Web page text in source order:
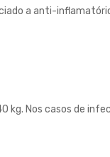
a anti-
Nos casos de